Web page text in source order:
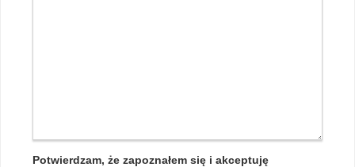
Potwierdzam, że zapoznałem się i akceptuję